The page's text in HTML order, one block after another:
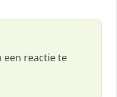
een reactie te